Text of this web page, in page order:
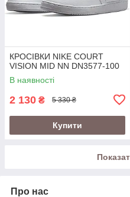
КРОСІВКИ NIKE COURT
VISION MID NN DN3577-100
В наявності
2 130 ₴ 5 330 ₴
Купити
Про нас